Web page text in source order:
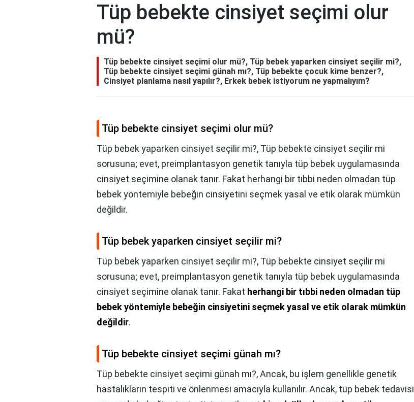
Tüp bebekte cinsiyet seçimi olur
mü?
Tüp bebekte cinsiyet seçimi olur mü?, Tüp bebek yaparken cinsiyet seçilir mi?,
Tüp bebekte cinsiyet seçimi günah mı?, Tüp bebekte çocuk kime benzer?,
Cinsiyet planlama nasıl yapılır?, Erkek bebek istiyorum ne yapmalıyım?
Tüp bebekte cinsiyet seçimi olur mü?
Tüp bebek yaparken cinsiyet seçilir mi?, Tüp bebekte cinsiyet seçilir mi
sorusuna; evet, preimplantasyon genetik tanıyla tüp bebek uygulamasında
cinsiyet seçimine olanak tanır. Fakat herhangi bir tıbbi neden olmadan tüp
bebek yöntemiyle bebeğin cinsiyetini seçmek yasal ve etik olarak mümkün
değildir.
Tüp bebek yaparken cinsiyet seçilir mi?
Tüp bebek yaparken cinsiyet seçilir mi?, Tüp bebekte cinsiyet seçilir mi
sorusuna; evet, preimplantasyon genetik tanıyla tüp bebek uygulamasında
cinsiyet seçimine olanak tanır. Fakat herhangi bir tıbbi neden olmadan tüp
bebek yöntemiyle bebeğin cinsiyetini seçmek yasal ve etik olarak mümkün
değildir.
Tüp bebekte cinsiyet seçimi günah mı?
Tüp bebekte cinsiyet seçimi günah mı?,Ancak, bu işlem genellikle genetik
hastalıkların tespiti ve önlenmesi amacıyla kullanılır. Ancak, tüp bebek tedavisi